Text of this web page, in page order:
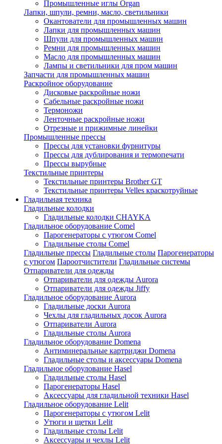
Промышленные иглы Organ
Лапки, шпули, ремни, масло, светильники
Окантователи для промышленных машин
Лапки для промышленных машин
Шпули для промышленных машин
Ремни для промышленных машин
Масло для промышленных машин
Лампы и светильники для пром машин
Запчасти для промышленных машин
Раскройное оборудование
Дисковые раскройные ножи
Сабельные раскройные ножи
Термоножи
Ленточные раскройные ножи
Отрезные и прижимные линейки
Промышленные прессы
Прессы для установки фурнитуры
Прессы для дублирования и термопечати
Прессы вырубные
Текстильные принтеры
Текстильные принтеры Brother GT
Текстильные принтеры Velles краскотруйные
Гладильная техника
Гладильные колодки
Гладильные колодки CHAYKA
Гладильное оборудование Comel
Парогенераторы с утюгом Comel
Гладильные столы Comel
Гладильные прессы Гладильные столы Парогенераторы
с утюгом Пароотчистители Гладильные системы
Отпариватели для одежды
Отпариватели для одежды Aurora
Отпариватели для одежды Jiffy
Гладильное оборудование Aurora
Гладильные доски Aurora
Чехлы для гладильных досок Aurora
Отпариватели Aurora
Гладильные столы Aurora
Гладильное оборудование Domena
Антиминеральные картриджи Domena
Гладильные столы и аксессуары Domena
Гладильное оборулование Hasel
Гладильные столы Hasel
Парогенераторы Hasel
Аксессуары для гладильной техники Hasel
Гладильное оборудование Lelit
Парогенераторы с утюгом Lelit
Утюги и щетки Lelit
Гладильные столы Lelit
Аксессуары и чехлы Lelit